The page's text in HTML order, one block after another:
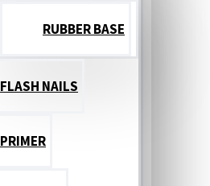
RUBBER BASE
FLASH NAILS
PRIMER